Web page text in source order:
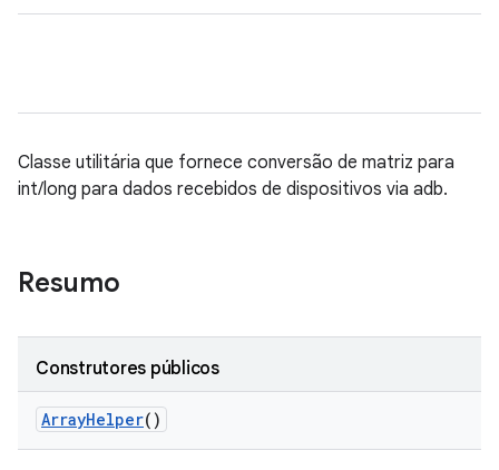
Classe utilitária que fornece conversão de matriz para
int/long para dados recebidos de dispositivos via adb.
Resumo
Construtores públicos
ArrayHelper()